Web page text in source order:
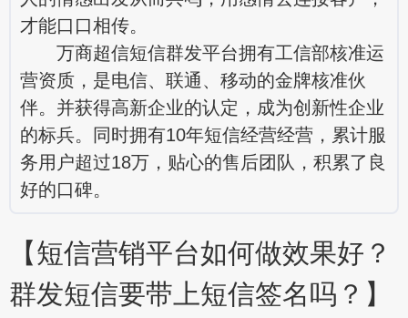
才能口口相传。
万商超信短信群发平台拥有工信部核准运
营资质，是电信、联通、移动的金牌核准伙
伴。并获得高新企业的认定，成为创新性企业
的标兵。同时拥有10年短信经营经营，累计服
务用户超过18万，贴心的售后团队，积累了良
好的口碑。
【短信营销平台如何做效果好？
群发短信要带上短信签名吗？】